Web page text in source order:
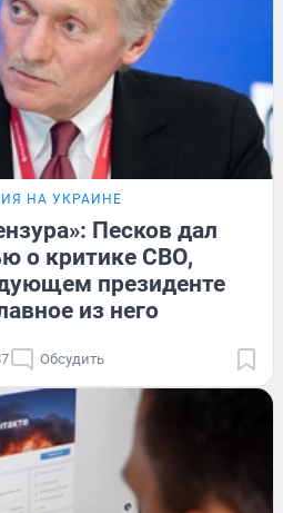
НА УКРАИНЕ
Песков дал
о критике СВО,
президенте
из него
Обсудить